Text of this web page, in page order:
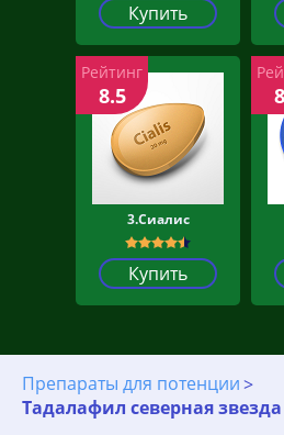
Купить
3.Сиалис
Купить
Рейтинг
8.5
Препараты для потенции
Тадалафил северная